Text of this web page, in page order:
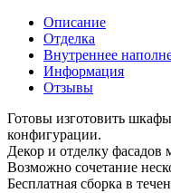
Описание
Отделка
Внутреннее
Информация
Отзывы
Готовы изготовить
конфигурации.
Декор и отделку
Возможно сочетание
Бесплатная сборка в